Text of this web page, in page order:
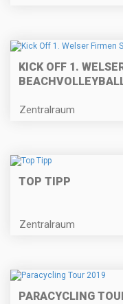
KICK OFF 1.
Zentralraum
TOP TIPP
Zentralraum
PARACYCLING